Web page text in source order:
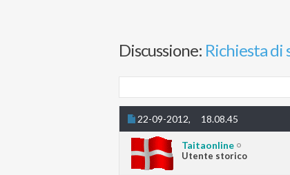
Discussione: Richiesta di
22-09-2012, 18.08.45
Taitaonline
Utente storico